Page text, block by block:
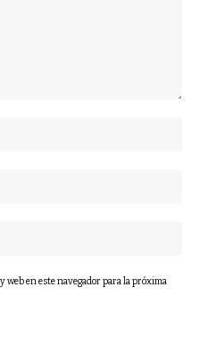
web en este navegador para la próxima